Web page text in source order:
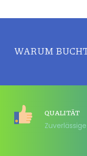
WARUM
QUALITÄT